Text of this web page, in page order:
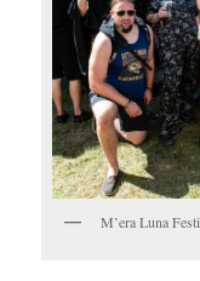
M’era Luna